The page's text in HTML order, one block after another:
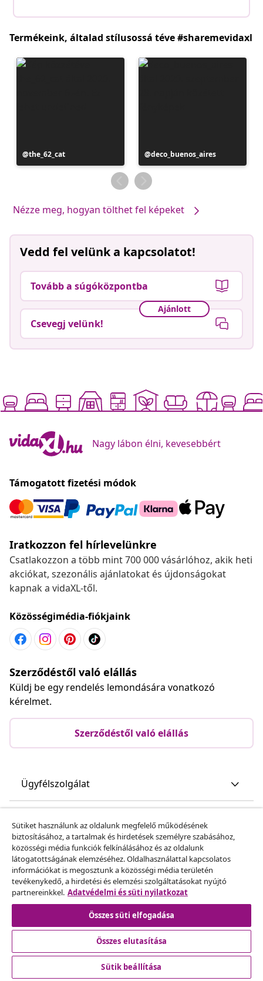
Termékeink, általad stílusossá téve #sharemevidaxl
Bejegyzés
közzétevője
the_62_cat
Bejegyzés
közzétevője
deco_buenos_aires
Nézze meg, hogyan tölthet fel képeket
Vedd fel velünk a kapcsolatot!
Tovább a súgóközpontba
Ajánlott
Csevegj velünk!
Nagy lábon élni, kevesebbért
Támogatott fizetési módok
Iratkozzon fel hírlevelünkre
Csatlakozzon a több mint 700 000 vásárlóhoz, akik heti
akciókat, szezonális ajánlatokat és újdonságokat
kapnak a vidaXL-től.
Közösségimédia-fiókjaink
Szerződéstől való elállás
Küldj be egy rendelés lemondására vonatkozó
kérelmet.
Szerződéstől való elállás
Ügyfélszolgálat
vidaXL
Fedezz fel többet
Sütiket használunk az oldalunk megfelelő működésének
biztosításához, a tartalmak és hirdetések személyre szabásához,
közösségi média funkciók felkínálásához és az oldalunk
látogatottságának elemzéséhez. Oldalhasználattal kapcsolatos
információkat is megosztunk a közösségi média területén
tevékenykedő, a hirdetési és elemzési szolgáltatásokat nyújtó
partnereinkkel. Adatvédelmi és süti nyilatkozat
Összes süti elfogadása
Összes elutasítása
Sütik beállítása